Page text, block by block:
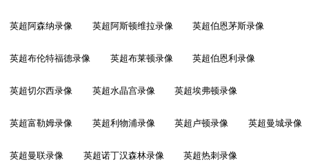
英超阿森纳录像 英超阿斯顿维拉录像 英超伯恩茅斯录像
英超布伦特福德录像 英超布莱顿录像 英超伯恩利录像
英超切尔西录像 英超水晶宫录像 英超埃弗顿录像
英超富勒姆录像 英超利物浦录像 英超卢顿录像 英超曼城录像
英超曼联录像 英超诺丁汉森林录像 英超热刺录像